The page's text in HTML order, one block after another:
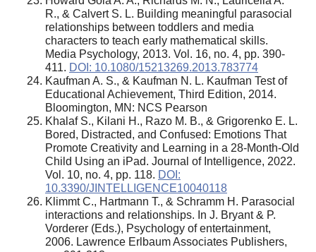
R., & Calvert S. L. Building meaningful parasocial
relationships between toddlers and media
characters to teach early mathematical skills.
Media Psychology, 2013. Vol. 16, no. 4, pp. 390-
411. DOI: 10.1080/15213269.2013.783774
Kaufman A. S., & Kaufman N. L. Kaufman Test of
Educational Achievement, Third Edition, 2014.
Bloomington, MN: NCS Pearson
Khalaf S., Kilani H., Razo M. B., & Grigorenko E. L.
Bored, Distracted, and Confused: Emotions That
Promote Creativity and Learning in a 28-Month-Old
Child Using an iPad. Journal of Intelligence, 2022.
Vol. 10, no. 4, pp. 118. DOI:
10.3390/JINTELLIGENCE10040118
Klimmt C., Hartmann T., & Schramm H. Parasocial
interactions and relationships. In J. Bryant & P.
Vorderer (Eds.), Psychology of entertainment,
2006. Lawrence Erlbaum Associates Publishers,